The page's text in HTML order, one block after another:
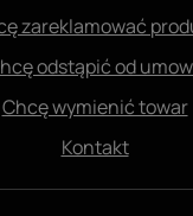
zareklamować
odstąpić od
Chcę wymienić towar
Kontakt